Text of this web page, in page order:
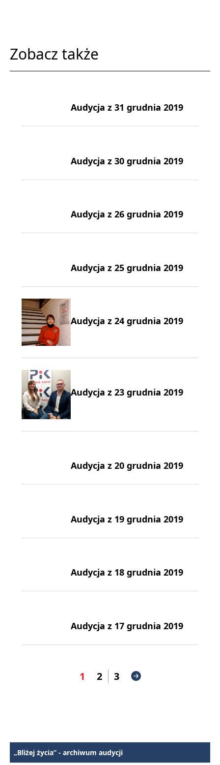
Zobacz także
Audycja z 31 grudnia 2019
Audycja z 30 grudnia 2019
Audycja z 26 grudnia 2019
Audycja z 25 grudnia 2019
Audycja z 24 grudnia 2019
Audycja z 23 grudnia 2019
Audycja z 20 grudnia 2019
Audycja z 19 grudnia 2019
Audycja z 18 grudnia 2019
Audycja z 17 grudnia 2019
1 2 3
„Bliżej życia” - archiwum audycji